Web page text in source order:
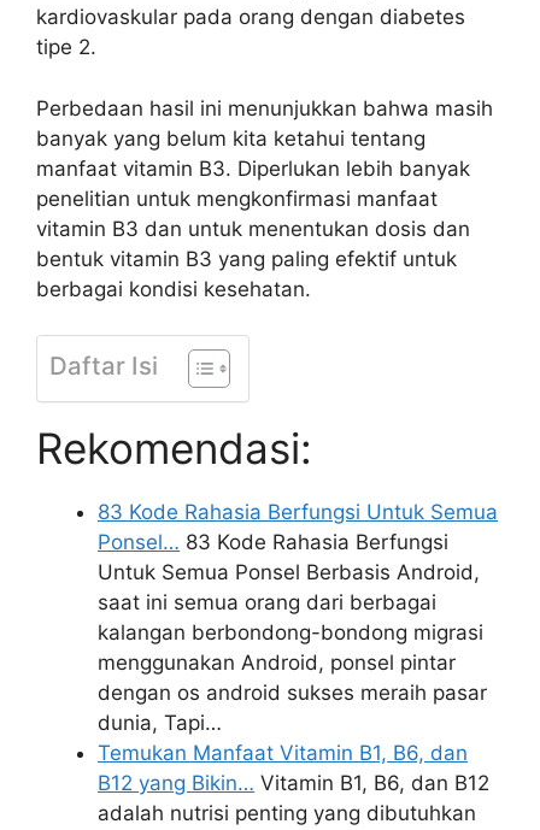
kardiovaskular pada orang dengan diabetes
tipe 2.
Perbedaan hasil ini menunjukkan bahwa masih
banyak yang belum kita ketahui tentang
manfaat vitamin B3. Diperlukan lebih banyak
penelitian untuk mengkonfirmasi manfaat
vitamin B3 dan untuk menentukan dosis dan
bentuk vitamin B3 yang paling efektif untuk
berbagai kondisi kesehatan.
Daftar Isi
Rekomendasi:
83 Kode Rahasia Berfungsi Untuk Semua
Ponsel… 83 Kode Rahasia Berfungsi
Untuk Semua Ponsel Berbasis Android,
saat ini semua orang dari berbagai
kalangan berbondong-bondong migrasi
menggunakan Android, ponsel pintar
dengan os android sukses meraih pasar
dunia, Tapi…
Temukan Manfaat Vitamin B1, B6, dan
B12 yang Bikin… Vitamin B1, B6, dan B12
adalah nutrisi penting yang dibutuhkan